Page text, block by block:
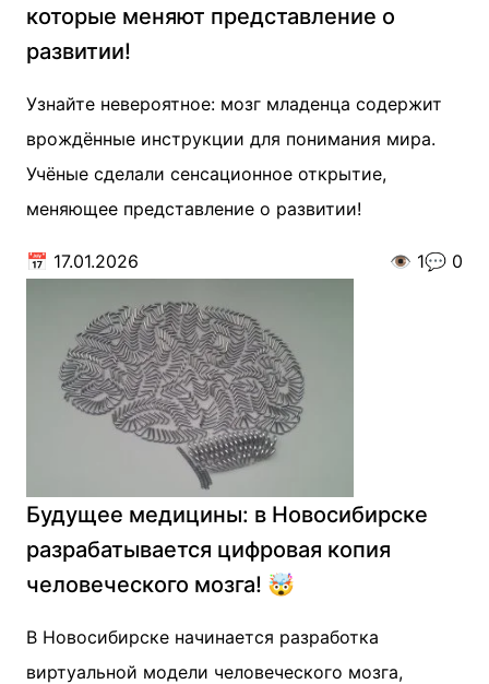
которые меняют представление о
развитии!
Узнайте невероятное: мозг младенца содержит
врождённые инструкции для понимания мира.
Учёные сделали сенсационное открытие,
меняющее представление о развитии!
📅 17.01.2026 👁️ 1💬 0
Будущее медицины: в Новосибирске
разрабатывается цифровая копия
человеческого мозга! 🤯
В Новосибирске начинается разработка
виртуальной модели человеческого мозга,